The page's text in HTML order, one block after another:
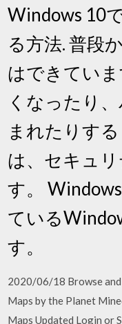
Windows 10
る方法. 普段
はできてい
くなったり
まれたりす
は、セキュ
す。
ている
す。
2020/06/18 Browse
Maps by the Planet
Maps Updated Login or